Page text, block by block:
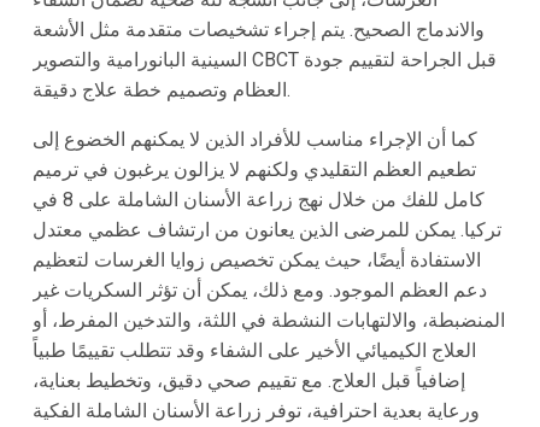
والاندماج الصحيح. يتم إجراء تشخيصات متقدمة مثل الأشعة
السينية البانورامية والتصوير CBCT قبل الجراحة لتقييم جودة
العظام وتصميم خطة علاج دقيقة.
كما أن الإجراء مناسب للأفراد الذين لا يمكنهم الخضوع إلى
تطعيم العظم التقليدي ولكنهم لا يزالون يرغبون في ترميم
كامل للفك من خلال نهج زراعة الأسنان الشاملة على 8 في
تركيا. يمكن للمرضى الذين يعانون من ارتشاف عظمي معتدل
الاستفادة أيضًا، حيث يمكن تخصيص زوايا الغرسات لتعظيم
دعم العظم الموجود. ومع ذلك، يمكن أن تؤثر السكريات غير
المنضبطة، والالتهابات النشطة في اللثة، والتدخين المفرط، أو
العلاج الكيميائي الأخير على الشفاء وقد تتطلب تقييمًا طبياً
إضافياً قبل العلاج. مع تقييم صحي دقيق، وتخطيط بعناية،
ورعاية بعدية احترافية، توفر زراعة الأسنان الشاملة الفكية